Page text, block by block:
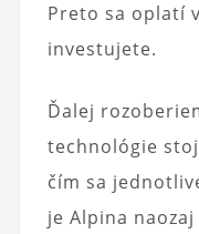
Preto sa oplatí
investujete.
Ďalej
technológie
čím sa
je Alpina